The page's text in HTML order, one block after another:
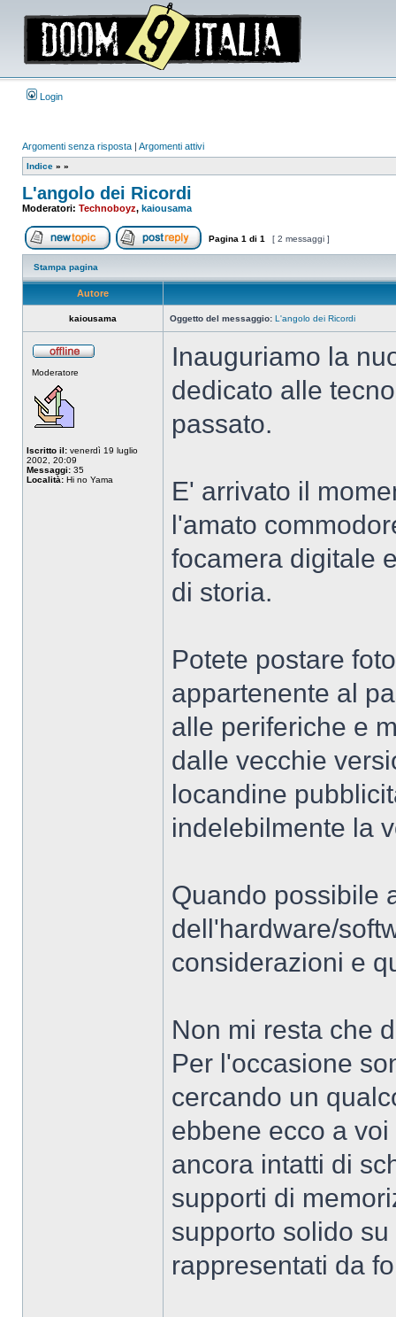
Login
Argomenti senza risposta | Argomenti attivi
Indice » »
L'angolo dei Ricordi
Moderatori: Technoboyz, kaiousama
Apri un nuovo argomentoRispondi all’argomento
Pagina 1 di 1 [ 2 messaggi ]
Stampa pagina
Autore
kaiousama Oggetto del messaggio: L'angolo dei Ricordi
Moderatore
Iscritto il: venerdì 19 luglio
2002, 20:09
Messaggi: 35
Località: Hi no Yama
Inauguriamo la
dedicato alle
passato.
E' arrivato il
l'amato
focamera digitale
di storia.
Potete postare
appartenente al
alle periferiche e
dalle vecchie
locandine
indelebilmente la
Quando possibile
dell'hardware/
considerazioni e
Non mi resta che
Per l'occasione
cercando un
ebbene ecco a
ancora intatti di
supporti di
supporto solido
rappresentati da